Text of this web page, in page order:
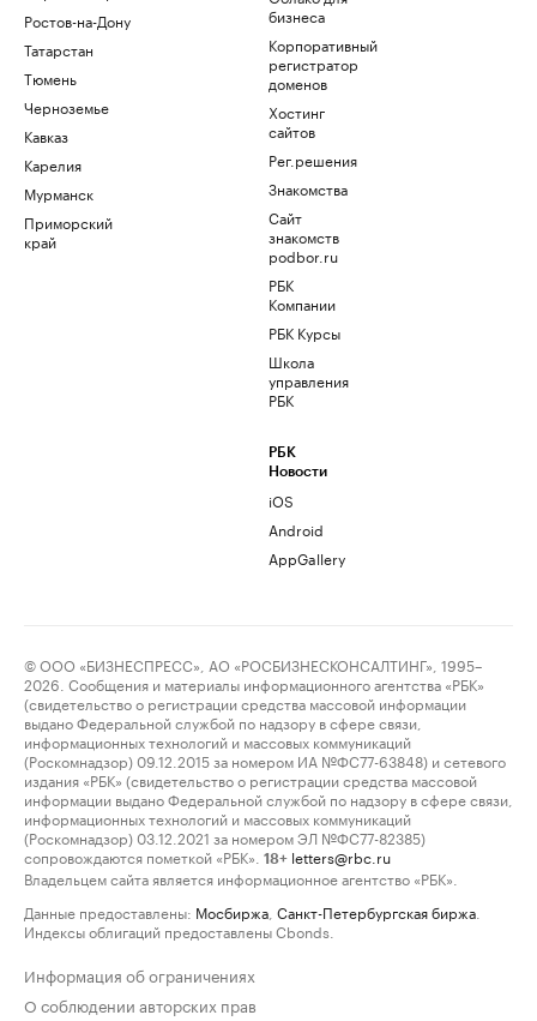
Ростов-на-Дону
Татарстан
Тюмень
Черноземье
Кавказ
Карелия
Мурманск
Приморский
край
бизнеса
Корпоративный
регистратор
доменов
Хостинг
сайтов
Рег.решения
Знакомства
Сайт
знакомств
podbor.ru
РБК
Компании
РБК Курсы
Школа
управления
РБК
РБК
Новости
iOS
Android
AppGallery
© ООО «БИЗНЕСПРЕСС», АО «РОСБИЗНЕСКОНСАЛТИНГ», 1995–
2026. Сообщения и материалы информационного агентства «РБК»
(свидетельство о регистрации средства массовой информации
выдано Федеральной службой по надзору в сфере связи,
информационных технологий и массовых коммуникаций
(Роскомнадзор) 09.12.2015 за номером ИА №ФС77-63848) и сетевого
издания «РБК» (свидетельство о регистрации средства массовой
информации выдано Федеральной службой по надзору в сфере связи,
информационных технологий и массовых коммуникаций
(Роскомнадзор) 03.12.2021 за номером ЭЛ №ФС77-82385)
сопровождаются пометкой «РБК».
18+ letters@rbc.ru
Владельцем сайта является информационное агентство «РБК».
Данные предоставлены: Мосбиржа Санкт-Петербургская биржа
Индексы облигаций предоставлены Cbonds.
Информация об ограничениях
О соблюдении авторских прав